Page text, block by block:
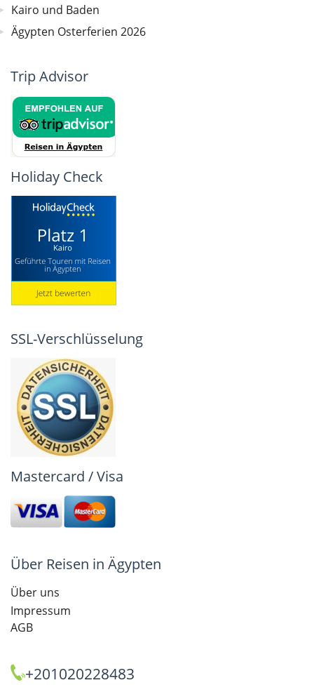
Kairo und Baden
Ägypten Osterferien 2026
Trip Advisor
Holiday Check
SSL-Verschlüsselung
Mastercard / Visa
Über Reisen in Ägypten
Über uns
Impressum
AGB
+201020228483